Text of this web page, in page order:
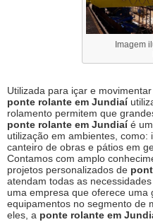
Imagem
Utilizada para içar e
ponte rolante em Jundiaí
rolamento permitem que
ponte rolante em Jundiaíé um
utilização em ambientes,
canteiro de obras e pátios em
Contamos com amplo
projetos personalizados de
atendam todas as
uma empresa que oferece uma
equipamentos no segmento de
eles, a ponte rolante em